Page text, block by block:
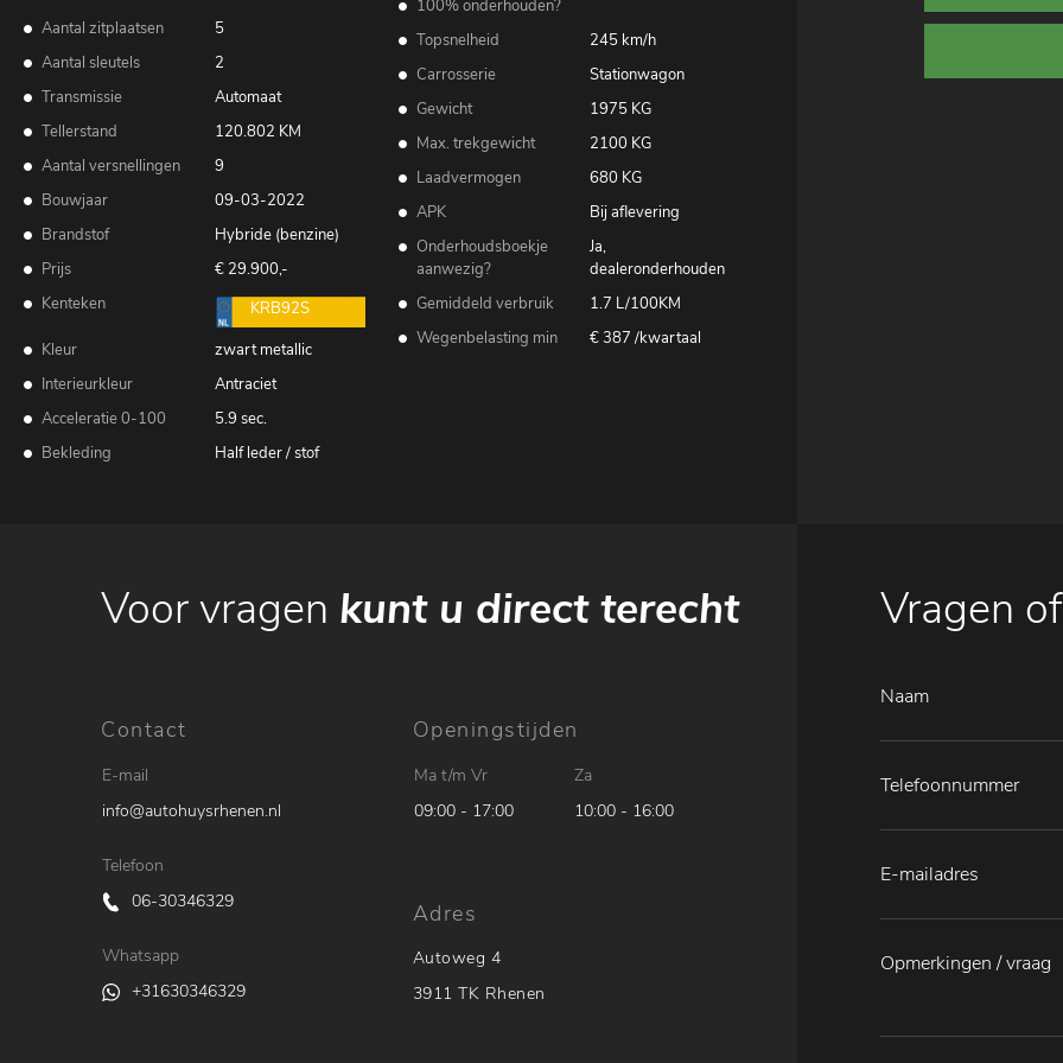
Aantal zitplaatsen
5
Aantal sleutels
2
Transmissie
Automaat
Tellerstand
120.802 KM
Aantal versnellingen
9
Bouwjaar
09-03-2022
Brandstof
Hybride (benzine)
Prijs
€ 29.900,-
Kenteken
KRB92S
Kleur
zwart metallic
Interieurkleur
Antraciet
Acceleratie 0-100
5.9 sec.
Bekleding
Half leder / stof
100% onderhouden?
Topsnelheid
245 km/h
Carrosserie
Stationwagon
Gewicht
1975 KG
Max. trekgewicht
2100 KG
Laadvermogen
680 KG
APK
Bij aflevering
Onderhoudsboekje
aanwezig?
Ja,
dealeronderhouden
Gemiddeld verbruik
1.7 L/100KM
Wegenbelasting min
€ 387 /kwartaal
Voor vragen kunt u direct terecht
Contact
E-mail
info@autohuysrhenen.nl
Telefoon
06-30346329
Whatsapp
+31630346329
Openingstijden
Ma t/m Vr
09:00 - 17:00
Za
10:00 - 16:00
Adres
Autoweg 4
3911 TK Rhenen
Vragen